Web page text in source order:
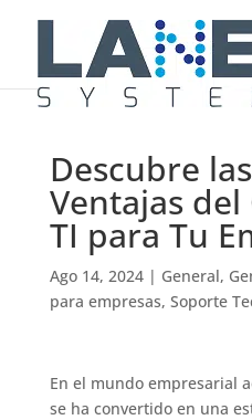
Descubre
Ventajas
TI para Tu
Ago 14, 2024| General,
para empresas, Soporte
En el mundo empresarial
se ha convertido en una